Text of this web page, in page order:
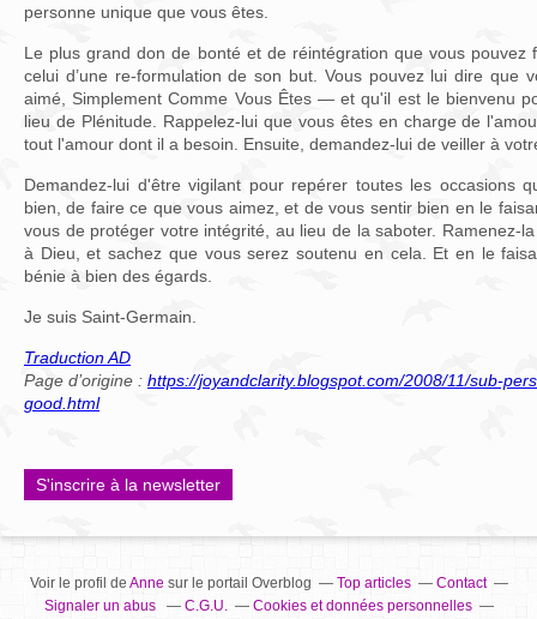
personne unique que vous êtes.
Le plus grand don de bonté et de réintégration que vous pouvez
celui d’une re-formulation de son but. Vous pouvez lui dire que
aimé, Simplement Comme Vous Êtes — et qu'il est le bienvenu
lieu de Plénitude. Rappelez-lui que vous êtes en charge de
tout l'amour dont il a besoin. Ensuite, demandez-lui de veiller à
Demandez-lui d'être vigilant pour repérer toutes les occasions
bien, de faire ce que vous aimez, et de vous sentir bien en le
vous de protéger votre intégrité, au lieu de la saboter. Ramenez-
à Dieu, et sachez que vous serez soutenu en cela. Et en le
bénie à bien des égards.
Je suis Saint-Germain.
Traduction AD
Page d’origine : https://joyandclarity.blogspot.com/2008/11/sub-
good.html
S'inscrire à la newsletter
Voir le profil de Annesur le portail Overblog Top articles
Contact
Signaler un abus
C.G.U.
Cookies et données personnelles